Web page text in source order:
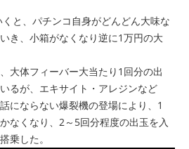
と、パチンコ自身がどんどん大味な
き、小箱がなくなり逆に1万円の大
大体フィーバー大当たり1回分の出
るが、エキサイト・アレジンなど
にならない爆裂機の登場により、1
なくなり、2～5回分程度の出玉を入
乗した。